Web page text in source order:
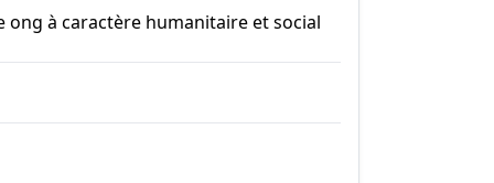
à caractère humanitaire et social